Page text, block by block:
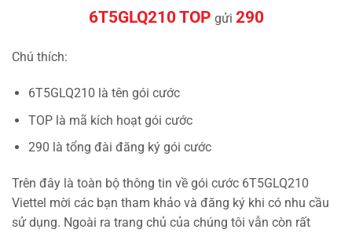
6T5GLQ210 TOP gửi 290
Chú thích:
6T5GLQ210 là tên gói cước
TOP là mã kích hoạt gói cước
290 là tổng đài đăng ký gói cước
Trên đây là toàn bộ thông tin về gói cước 6T5GLQ210
Viettel mời các bạn tham khảo và đăng ký khi có nhu cầu
sử dụng. Ngoài ra trang chủ của chúng tôi vẫn còn rất